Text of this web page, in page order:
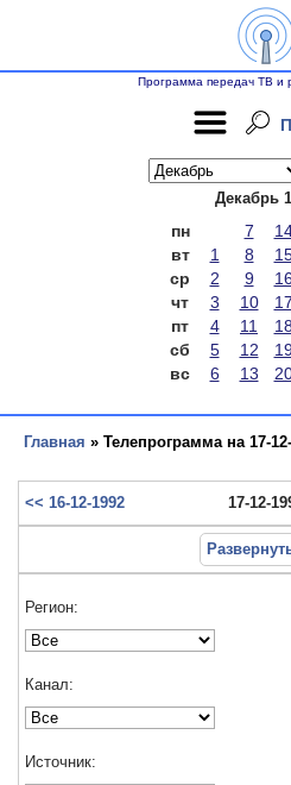
Программа передач ТВ и
Декабрь
пн 7
вт
1 8
ср
2 9 16
чт
3 10 17
пт
4 11 18
сб
5 12
вс
6 13
Главная » Телепрограмма на 17-
<< 16-12-1992 17-12-
Регион:
Канал:
Источник: